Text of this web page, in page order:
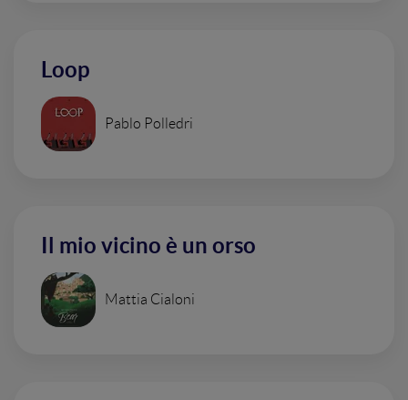
Loop
Pablo Polledri
Il mio vicino è un orso
Mattia Cialoni